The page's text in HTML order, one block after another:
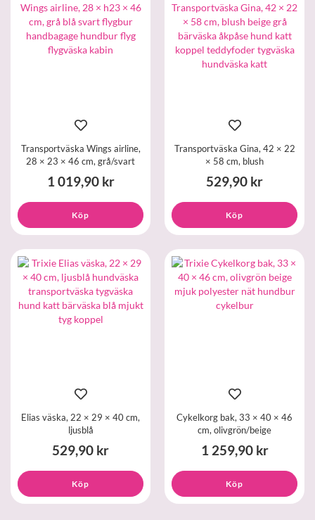
Transportväska Wings airline,
28 × 23 × 46 cm, grå/svart
1 019,90 kr
Köp
Transportväska Gina, 42 × 22
× 58 cm, blush
529,90 kr
Köp
Elias väska, 22 × 29 × 40 cm,
ljusblå
529,90 kr
Köp
Cykelkorg bak, 33 × 40 × 46
cm, olivgrön/beige
1 259,90 kr
Köp